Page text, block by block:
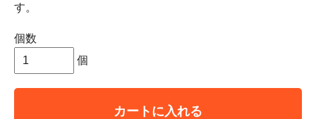
す。
個数
個
カートに入れる